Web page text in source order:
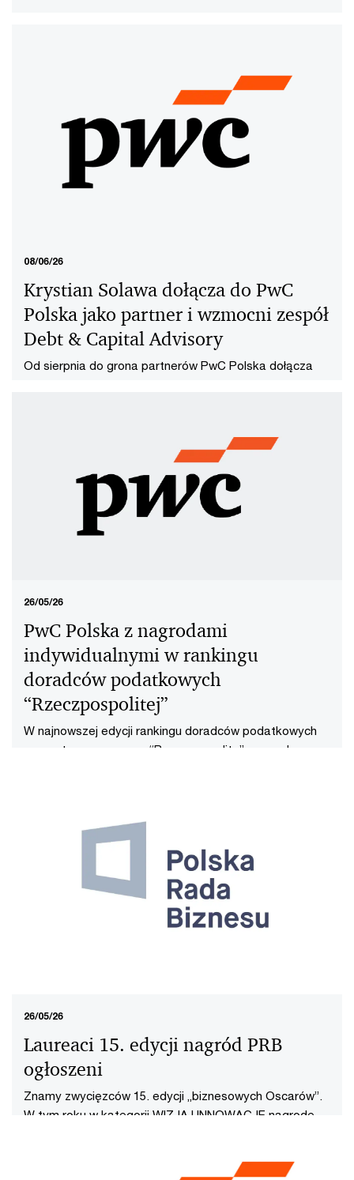
08/06/26
Krystian Solawa dołącza do PwC
Polska jako partner i wzmocni zespół
Debt & Capital Advisory
Od sierpnia do grona partnerów PwC Polska dołącza
26/05/26
PwC Polska z nagrodami
indywidualnymi w rankingu
doradców podatkowych
“Rzeczpospolitej”
W najnowszej edycji rankingu doradców podatkowych
przygotowanym przez “Rzeczpospolitą”, nagrody
Mikołaj Woźniak (doradztwo compliance).
26/05/26
Laureaci 15. edycji nagród PRB
ogłoszeni
Znamy zwycięzców 15. edycji „biznesowych Oscarów”.
W tym roku w kategorii WIZJA I INNOWACJE nagrodę